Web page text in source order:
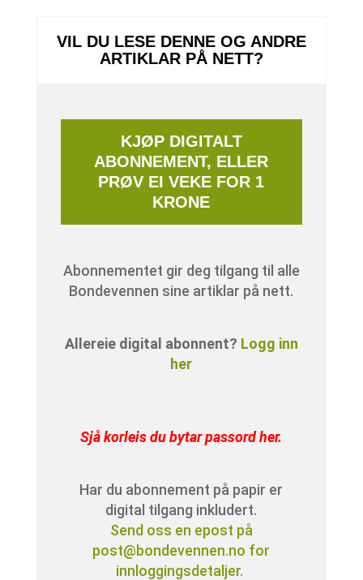
VIL DU LESE DENNE OG ANDRE
ARTIKLAR PÅ NETT?
KJØP DIGITALT
ABONNEMENT, ELLER
PRØV EI VEKE FOR 1
KRONE
Abonnementet gir deg tilgang til alle
Bondevennen sine artiklar på nett.
Allereie digital abonnent? Logg inn
her
Sjå korleis du bytar passord her.
Har du abonnement på papir er
digital tilgang inkludert.
Send oss en epost på
post@bondevennen.no for
innloggingsdetaljer.